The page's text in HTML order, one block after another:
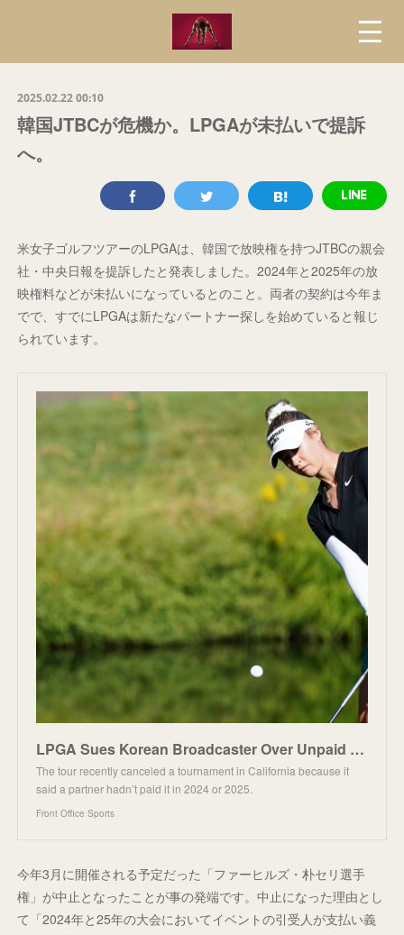
2025.02.22 00:10
韓国JTBCが危機か。LPGAが未払いで提訴
へ。
米女子ゴルフツアーのLPGAは、韓国で放映権を持つJTBCの親会
社・中央日報を提訴したと発表しました。2024年と2025年の放
映権料などが未払いになっているとのこと。両者の契約は今年ま
でで、すでにLPGAは新たなパートナー探しを始めていると報じ
られています。
LPGA Sues Korean Broadcaster Over Unpaid Funds
The tour recently canceled a tournament in California because it
said a partner hadn’t paid it in 2024 or 2025.
Front Office Sports
今年3月に開催される予定だった「ファーヒルズ・朴セリ選手
権」が中止となったことが事の発端です。中止になった理由とし
て「2024年と25年の大会においてイベントの引受人が支払い義